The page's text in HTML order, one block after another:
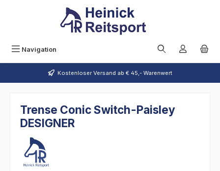
Zum Hauptinhalt springen
Navigation
Kostenloser Versand ab € 45,- Warenwert
Trense Conic Switch-Paisley
DESIGNER